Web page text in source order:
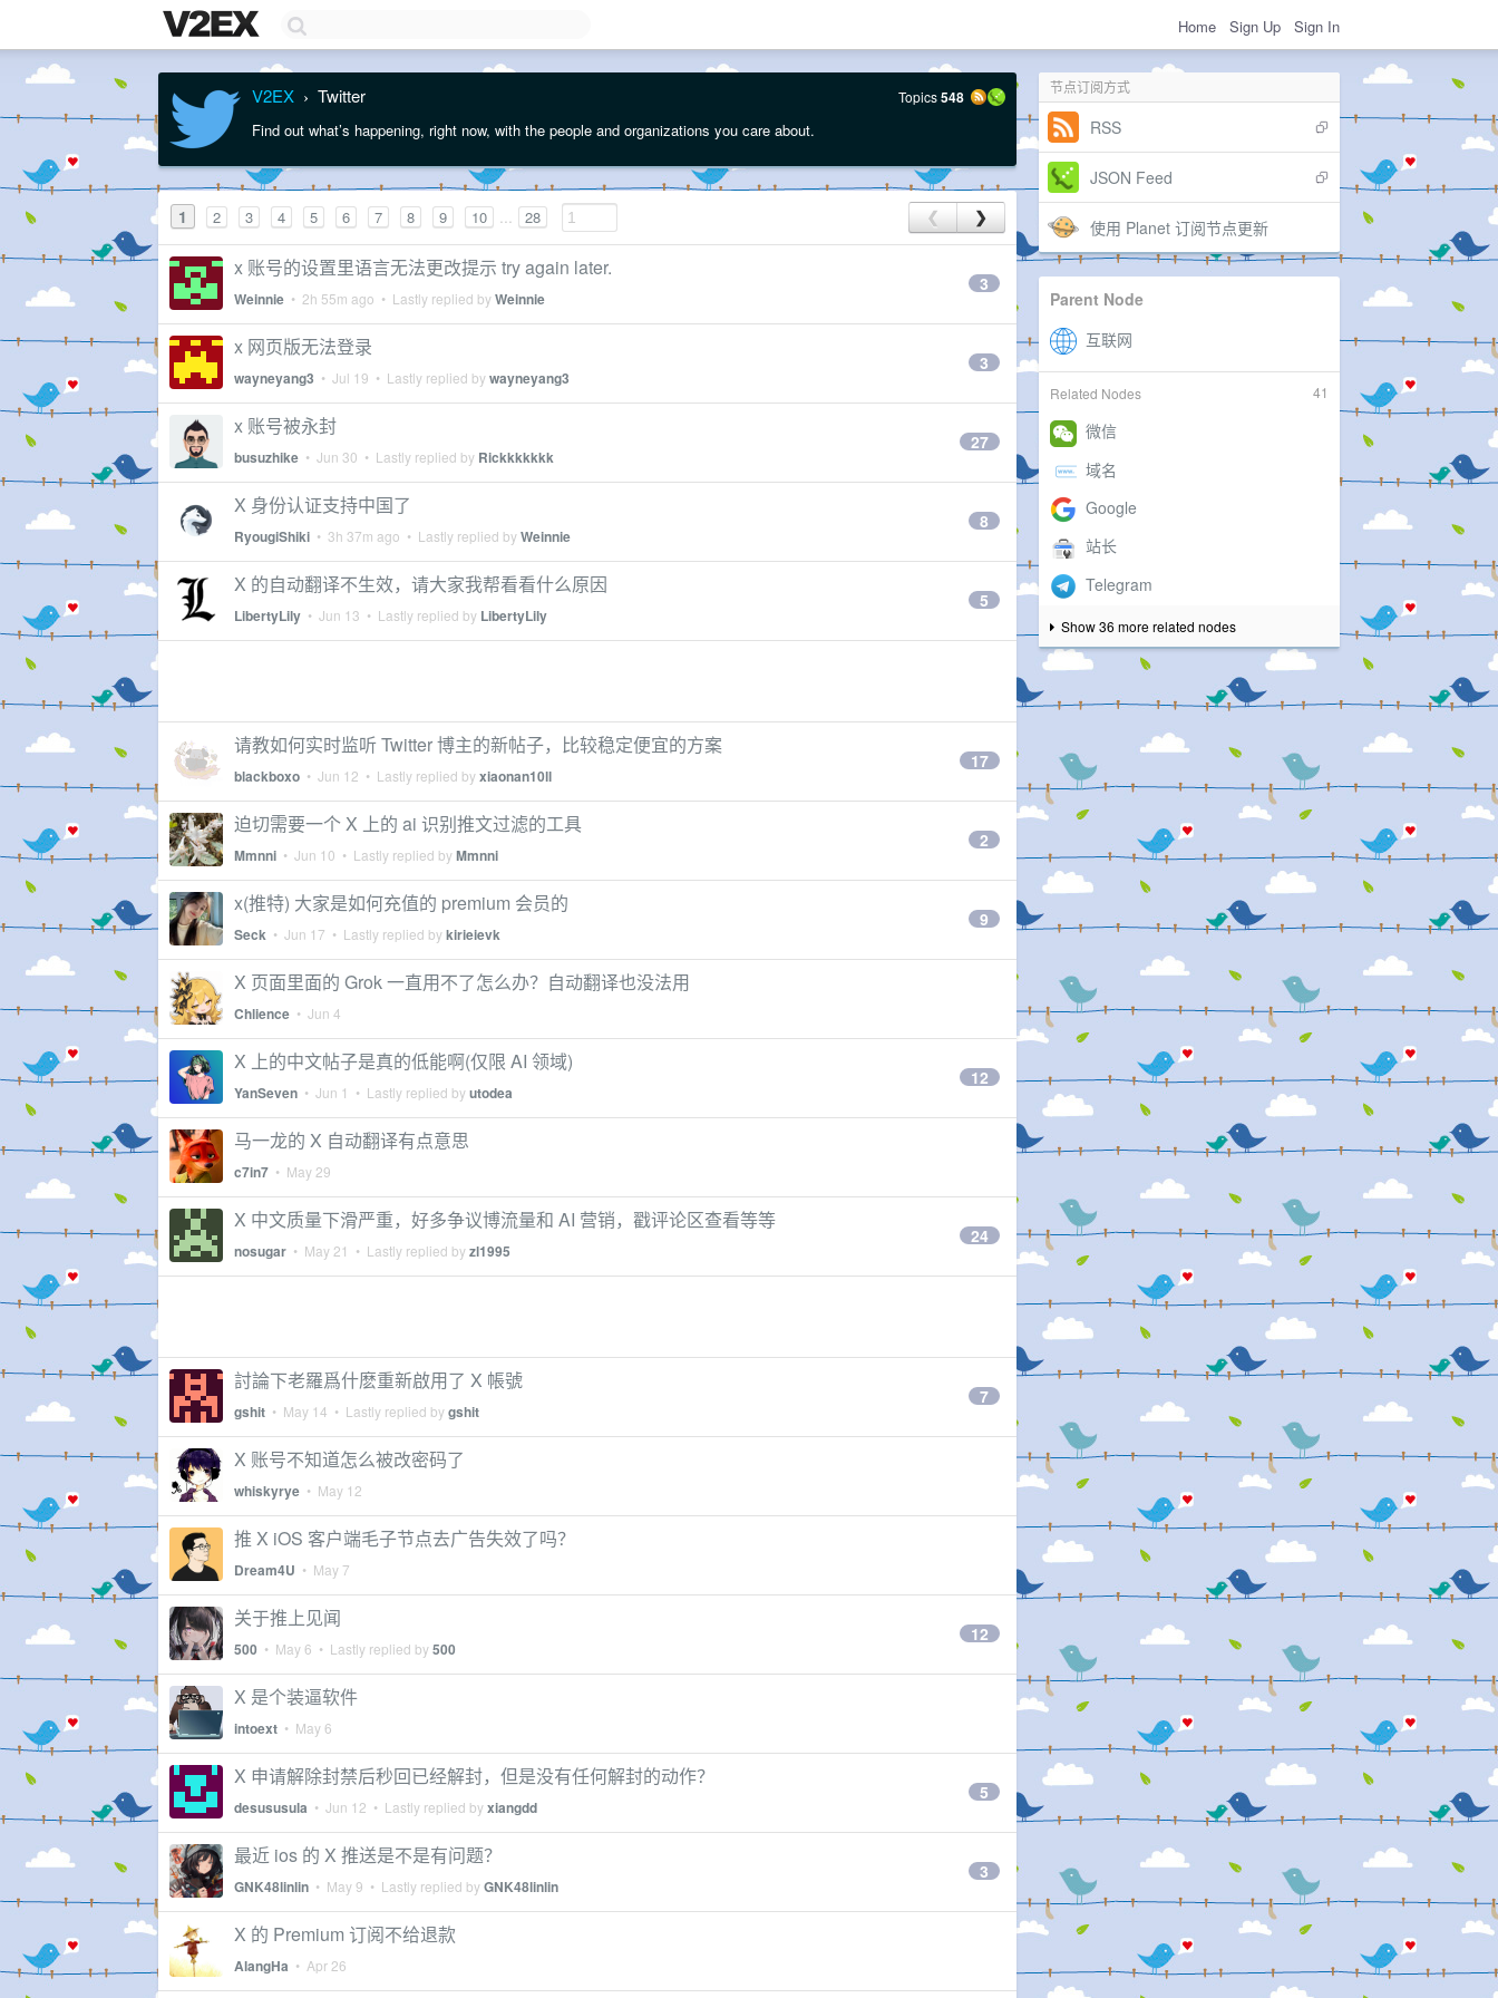
Home Sign Up Sign In
节点订阅方式
RSS
JSON Feed
使用 Planet 订阅节点更新
Parent Node
41
Related Nodes
Show 36 more related nodes
V2EX › Twitter Topics548
Find out what’s happening, right now, with the people and organizations you care about.
1 2 3 4 5 6 7 8 9 10 ... 28 ❮ ❯
x 账号的设置里语言无法更改提示 try again later.
Weinnie • 2h 55m ago • Lastly replied byWeinnie
3
x 网页版无法登录
wayneyang3 • Jul 19 • Lastly replied bywayneyang3
3
x 账号被永封
busuzhike • Jun 30 • Lastly replied by Rickkkkkkk
27
X 身份认证支持中国了
RyougiShiki • 3h 37m ago • Lastly replied byWeinnie
8
X 的自动翻译不生效，请大家我帮看看什么原因
LibertyLily • Jun 13 • Lastly replied by LibertyLily
5
请教如何实时监听 Twitter 博主的新帖子，比较稳定便宜的方案
blackboxo • Jun 12 • Lastly replied byxiaonan10ll
17
迫切需要一个 X 上的 ai 识别推文过滤的工具
Mmnni • Jun 10 • Lastly replied byMmnni
2
x(推特) 大家是如何充值的 premium 会员的
Seck • Jun 17 • Lastly replied bykirieievk
9
X 页面里面的 Grok 一直用不了怎么办？自动翻译也没法用
Chlience • Jun 4
X 上的中文帖子是真的低能啊(仅限 AI 领域)
YanSeven • Jun 1 • Lastly replied byutodea
12
马一龙的 X 自动翻译有点意思
c7in7 • May 29
X 中文质量下滑严重，好多争议博流量和 AI 营销，戳评论区查看等等
nosugar • May 21 • Lastly replied byzl1995
24
討論下老羅爲什麽重新啟用了 X 帳號
gshit • May 14 • Lastly replied bygshit
7
X 账号不知道怎么被改密码了
whiskyrye • May 12
推 X iOS 客户端毛子节点去广告失效了吗？
Dream4U • May 7
关于推上见闻
500 • May 6 • Lastly replied by500
12
X 是个装逼软件
intoext • May 6
X 申请解除封禁后秒回已经解封，但是没有任何解封的动作？
desususula • Jun 12 • Lastly replied byxiangdd
5
最近 ios 的 X 推送是不是有问题？
GNK48linlin • May 9 • Lastly replied byGNK48linlin
3
X 的 Premium 订阅不给退款
AlangHa • Apr 26